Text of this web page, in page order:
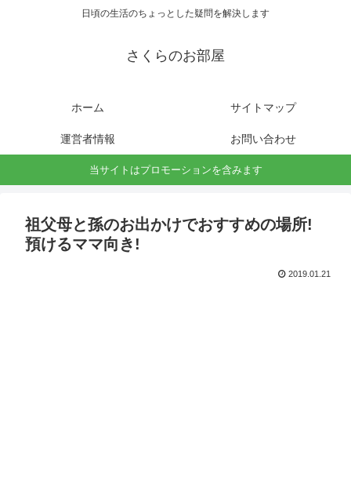
日頃の生活のちょっとした疑問を解決します
さくらのお部屋
ホーム サイトマップ
運営者情報 お問い合わせ
当サイトはプロモーションを含みます
祖父母と孫のお出かけでおすすめの場所!
預けるママ向き!
2019.01.21